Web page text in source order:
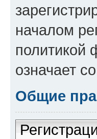
началом
политикой
означает
Общие